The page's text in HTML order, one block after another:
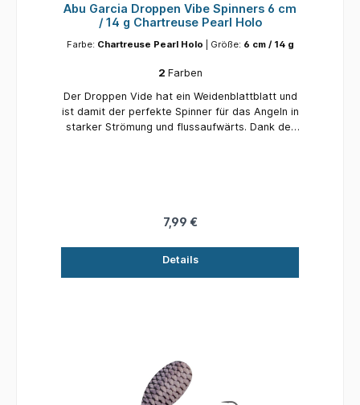
Abu Garcia Droppen Vibe Spinners 6 cm
/ 14 g Chartreuse Pearl Holo
Farbe: Chartreuse Pearl Holo | Größe: 6 cm / 14 g
2 Farben
Der Droppen Vide hat ein Weidenblattblatt und
ist damit der perfekte Spinner für das Angeln in
starker Strömung und flussaufwärts. Dank der
bei starker Strömung Geringer Widerstand beim
Fusion19-Haken. 5,5 cm / 7 g / # 6 / 0,5 - 2,5 m
5,5 cm / 10 g / # 4 / 0,5 - 2,5 m 6 cm / 14 g / #
2 / 0,5 - 2,5 m
7,99 €
Details